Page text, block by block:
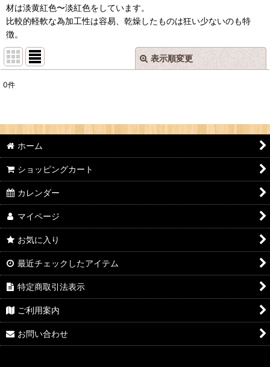
材は淡黄紅色〜淡紅色をしています。
比較的軽軟な為加工性は容易、乾燥したものは狂い少ないのも特
徴。
表示順変更
並び順:
絞り込む
閉じる
0件
ホーム
ショッピングカート
カレンダー
マイページ
お気に入り
最近チェックしたアイテム
特定商取引法表示
ご利用案内
お問い合わせ